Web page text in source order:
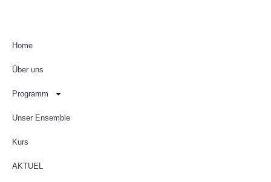
Home
Über uns
Programm
Unser Ensemble
Kurs
AKTUEL